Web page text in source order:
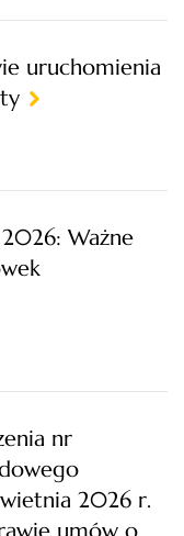
uruchomienia
Ważne
nr
2026 r.